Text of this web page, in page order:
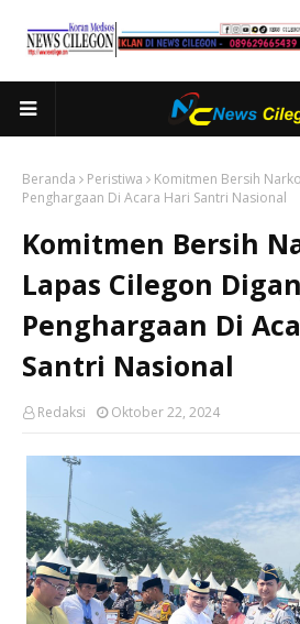
Beranda Peristiwa
Komitmen Bersih
Penghargaan Di Acara Hari Santri Nasional
Komitmen Bersih
Lapas Cilegon
Penghargaan Di
Santri Nasional
Redaksi Oktober 22, 2024